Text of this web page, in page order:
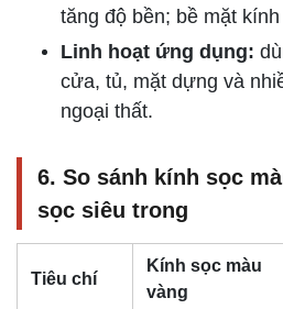
tăng độ bền; bề mặt
Linh hoạt ứng dụng:
cửa, tủ, mặt dựng và
ngoại thất.
6. So sánh kính sọc
sọc siêu trong
Tiêu chí
Kính sọc màu
vàng